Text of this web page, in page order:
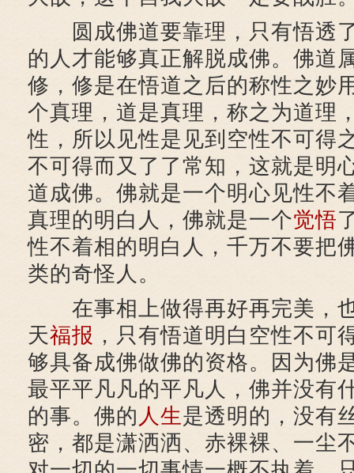
圆成佛道要靠理，只有悟透
的人才能够真正解脱成佛。佛道
修，修是在悟道之后的称性之妙
个真理，道是真理，称之为道理
性，所以见性是见到空性不可得
不可得而又了了常知，这就是明
道成佛。佛就是一个明心见性不
真理的明白人，佛就是一个觉悟
性不着相的明白人，千万不要把
类的奇怪人。
在事相上做得再好再完美，
天福报 ，只有悟道明白空性不可
够具备成佛做佛的资格。因为佛
最平平凡凡的平凡人，佛并没有
的事。佛的 人生是透明的，没有
密，都是潇洒洒、赤裸裸、一尘